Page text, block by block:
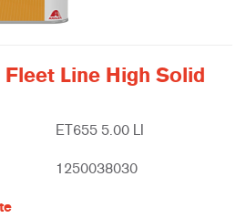
Line High Solid
ET655 5.00 LI
1250038030